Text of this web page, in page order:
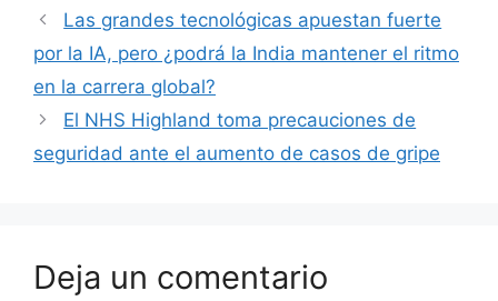
Las grandes tecnológicas apuestan fuerte
por la IA, pero ¿podrá la India mantener el ritmo
en la carrera global?
El NHS Highland toma precauciones de
seguridad ante el aumento de casos de gripe
Deja un comentario